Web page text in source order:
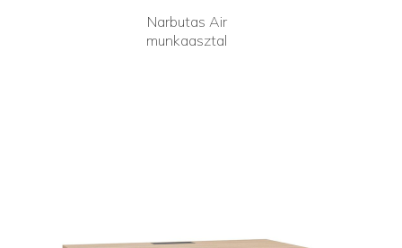
Narbutas Air
munkaasztal